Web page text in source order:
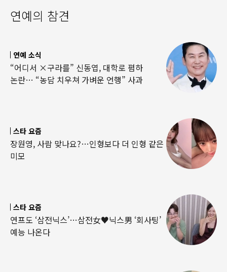
연예의 참견
연예 소식
“어디서 ×구라를” 신동엽, 대학로 폄하
논란… “농담 치우쳐 가벼운 언행” 사과
스타 요즘
장원영, 사람 맞나요?…인형보다 더 인형 같은
미모
스타 요즘
연프도 ‘삼전닉스’…삼전女♥닉스男 ‘회사팅’
예능 나온다